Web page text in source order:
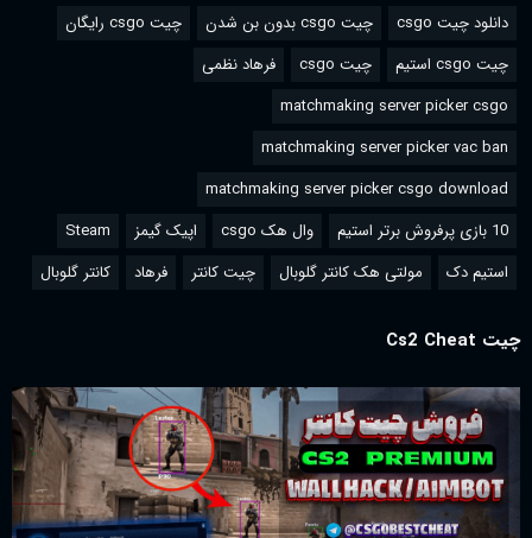
دانلود چیت csgo چیت csgo بدون بن شدن
چیت csgo رایگان
چیت csgo استیم
چیت csgo
فرهاد نظمی
matchmaking server picker csgo
matchmaking server picker vac ban
matchmaking server picker csgo download
10 بازی پرفروش برتر استیم
وال هک csgo اپیک گیمز
Steam
استیم دک
مولتی هک کانتر گلوبال چیت کانتر فرهاد کانتر گلوبال
چیت Cs2 Cheat